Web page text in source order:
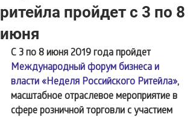
ритейла пройдет с 3 по 8
июня
С 3 по 8 июня 2019 года пройдет
Международный форум бизнеса и
власти «Неделя Российского Ритейла»,
масштабное отраслевое мероприятие в
сфере розничной торговли с участием